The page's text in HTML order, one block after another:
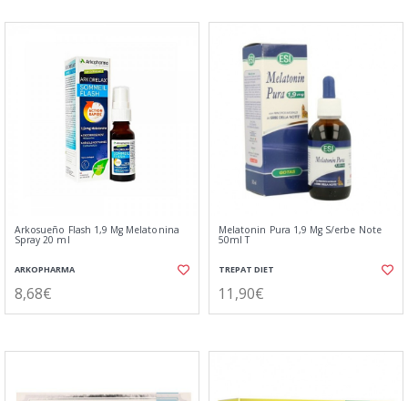
Arkosueño Flash 1,9 Mg Melatonina
Spray 20 ml
ARKOPHARMA
8,68€
Melatonin Pura 1,9 Mg S/erbe Note
50ml T
TREPAT DIET
11,90€